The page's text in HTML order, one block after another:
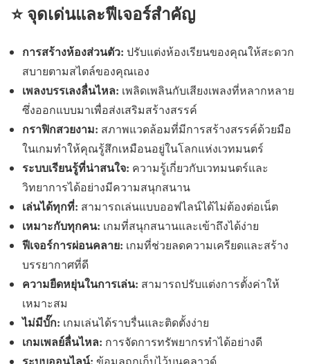
⭐ จุดเด่นและฟีเจอร์สำคัญ
การสร้างห้องส่วนตัว: ปรับแต่งห้องเรียนของคุณให้สะดวก
สบายตามสไตล์ของคุณเอง
เพลงบรรเลงลื่นไหล: เพลิดเพลินกับเสียงเพลงที่หลากหลาย
ซึ่งออกแบบมาเพื่อส่งเสริมสร้างสรรค์
กราฟิกสวยงาม: สภาพแวดล้อมที่มีการสร้างสรรค์ด้วยมือ
ในเกมทำให้คุณรู้สึกเหมือนอยู่ในโลกแห่งเวทมนตร์
ระบบเรียนรู้ที่น่าสนใจ: ความรู้เกี่ยวกับเวทมนตร์และ
วิทยาการได้อย่างมีความสนุกสนาน
เล่นได้ทุกที่: สามารถเล่นแบบออฟไลน์ได้ไม่ต้องต่อเน็ต
เหมาะกับทุกคน: เกมที่สนุกสนานและเข้าถึงได้ง่าย
ฟีเจอร์การผ่อนคลาย: เกมที่ช่วยลดความเครียดและสร้าง
บรรยากาศที่ดี
ความยืดหยุ่นในการเล่น: สามารถปรับแต่งการตั้งค่าให้
เหมาะสม
ไม่มีบั๊ก: เกมเล่นได้ราบรื่นและติดตั้งง่าย
เกมเพลย์ลื่นไหล: การจัดการทรัพยากรทำได้อย่างดี
ระบบออนไลน์: ข้อมูลถูกเก็บไว้บนคลาวด์